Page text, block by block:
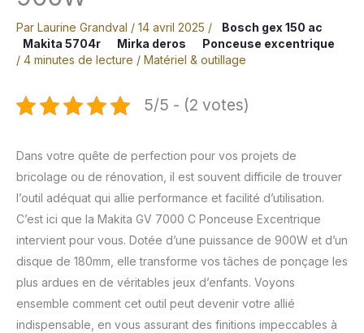
Par Laurine Grandval / 14 avril 2025 /
Bosch gex 150 ac
Makita 5704r
Mirka deros
Ponceuse excentrique
/ 4 minutes de lecture / Matériel & outillage
5/5 - (2 votes)
Dans votre quête de perfection pour vos projets de
bricolage ou de rénovation, il est souvent difficile de trouver
l’outil adéquat qui allie performance et facilité d’utilisation.
C’est ici que la Makita GV 7000 C Ponceuse Excentrique
intervient pour vous. Dotée d’une puissance de 900W et d’un
disque de 180mm, elle transforme vos tâches de ponçage les
plus ardues en de véritables jeux d’enfants. Voyons
ensemble comment cet outil peut devenir votre allié
indispensable, en vous assurant des finitions impeccables à